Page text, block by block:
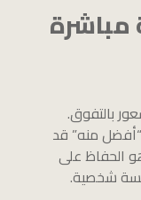
بالتفوق.
منه” قد
الحفاظ على
شخصية.